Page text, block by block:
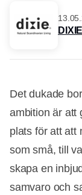
Det dukade
ambition är att
plats för att att
som små, till
skapa en
samvaro och